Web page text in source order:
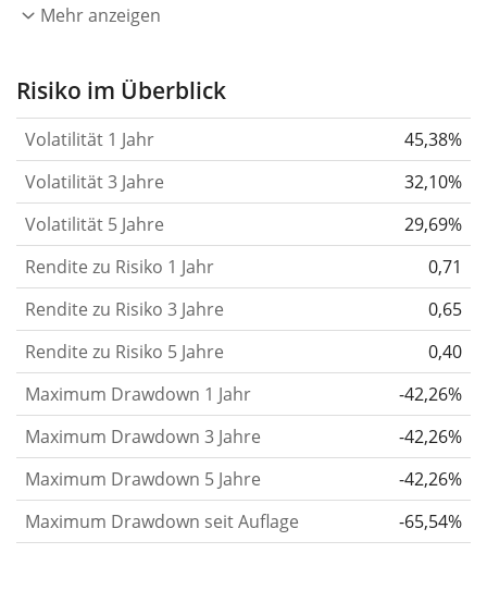
eines Jahres wider.
Aktie, des ETF, usw.) in der Vergangenheit
gelten im Allgemeinen als risikoreicher. Wir
berechnen die Volatilität auf Basis der Daten der
letzten 1, 3 und 5 Jahre, damit du sehen kannst, ob
die Kursschwankungen im Laufe der Zeit stärker
oder schwächer wurden. Weitere Informationen
findest du in unserem Artikel:
Risikomaß.
Rendite pro Risikofür Zeiträume von 1, 3 und 5
Jahren. Diese Kennzahl ist definiert als die
annualisierte (d. h. auf einen Einjahreszeitraum
umgerechnete) historische Rendite geteilt durch die
historische annualisierte Volatilität.Rendite pro
Risiko setzt die historische Rendite eines
Mehr anzeigen
Risiko im Überblick
Volatilität 1 Jahr
45,38%
Volatilität 3 Jahre
32,10%
Volatilität 5 Jahre
29,69%
Rendite zu Risiko 1 Jahr
0,71
Rendite zu Risiko 3 Jahre
0,65
Rendite zu Risiko 5 Jahre
0,40
Maximum Drawdown 1 Jahr
-42,26%
Maximum Drawdown 3 Jahre
-42,26%
Maximum Drawdown 5 Jahre
-42,26%
Maximum Drawdown seit Auflage
-65,54%